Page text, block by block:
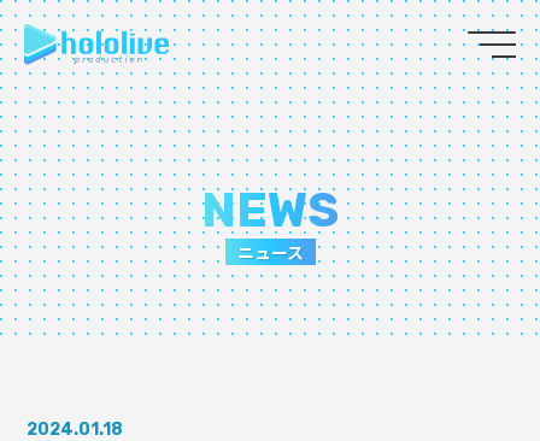
EN
JP
ABOUT
TALENT
NEWS
NEWS
ニュース
2024.01.18